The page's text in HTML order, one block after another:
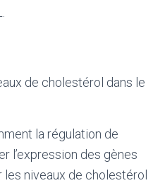
de cholestérol dans le
la régulation de
l’expression des gènes
niveaux de cholestérol